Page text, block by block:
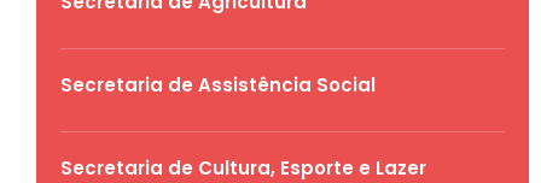
Secretaria de Assistência Social
Secretaria de Cultura, Esporte e Lazer